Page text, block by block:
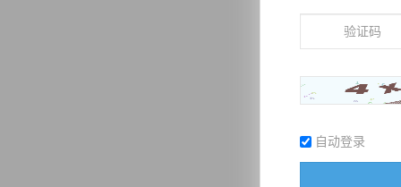
自动登录